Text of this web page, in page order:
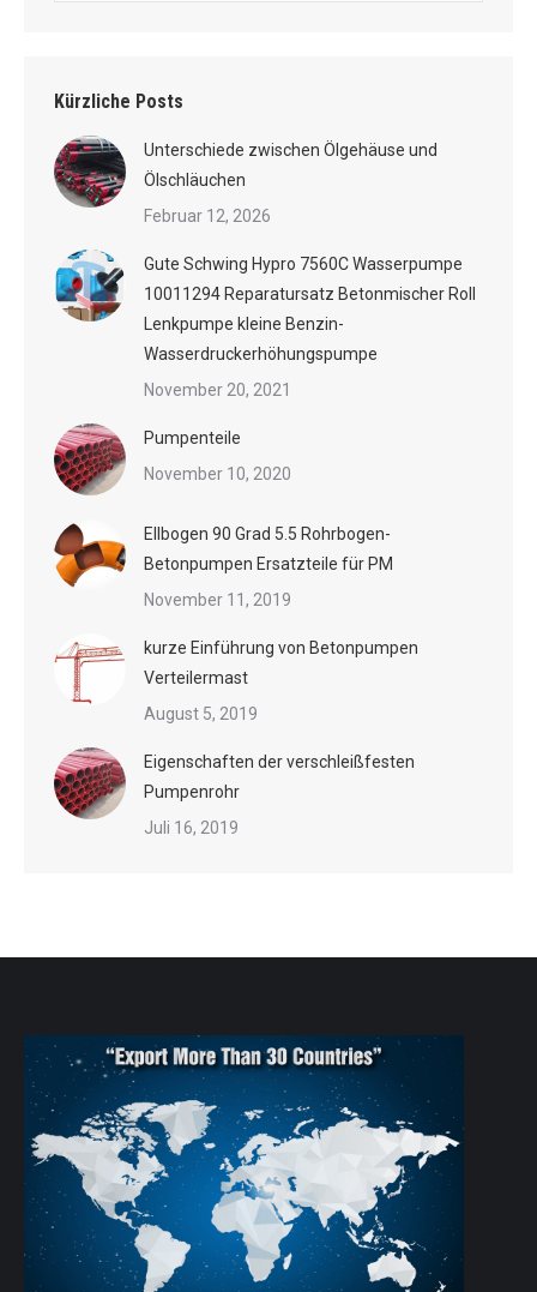
Kürzliche Posts
Unterschiede zwischen Ölgehäuse und
Ölschläuchen
Februar 12, 2026
Gute Schwing Hypro 7560C Wasserpumpe
10011294 Reparatursatz Betonmischer Roll
Lenkpumpe kleine Benzin-
Wasserdruckerhöhungspumpe
November 20, 2021
Pumpenteile
November 10, 2020
Ellbogen 90 Grad 5.5 Rohrbogen-
Betonpumpen Ersatzteile für PM
November 11, 2019
kurze Einführung von Betonpumpen
Verteilermast
August 5, 2019
Eigenschaften der verschleißfesten
Pumpenrohr
Juli 16, 2019